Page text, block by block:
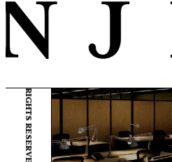
© ENJIN Inc. ALL RIGHTS RESERVED.